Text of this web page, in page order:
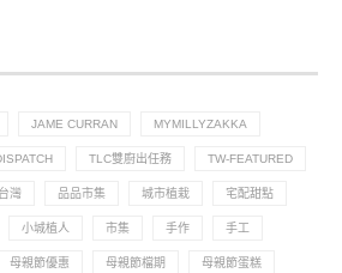
JAME CURRAN MYMILLYZAKKA
TLC雙廚出任務 TW-FEATURED
台灣 品品市集 城市植栽 宅配甜點
小城植人 市集 手作 手工
母親節優惠 母親節檔期 母親節蛋糕